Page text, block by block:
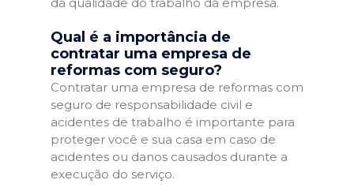
Qual é a importância de
contratar uma empresa de
reformas com seguro?
Contratar uma empresa de reformas com
seguro de responsabilidade civil e
acidentes de trabalho é importante para
proteger você e sua casa em caso de
acidentes ou danos causados durante a
execução do serviço.